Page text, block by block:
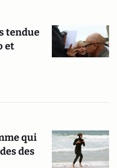
tendue
et
qui
des